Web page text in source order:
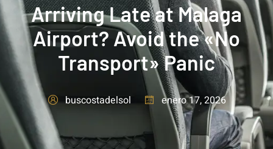
Arriving Late at Malaga
Airport? Avoid the «No
Transport» Panic
buscostadelsol enero 17, 2026